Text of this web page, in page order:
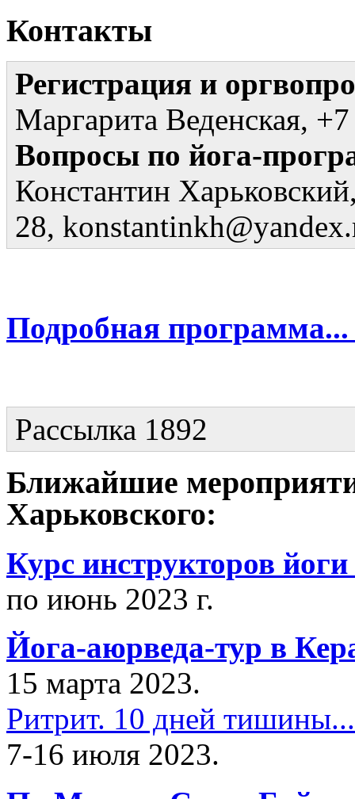
Контакты
Регистрация и
Маргарита Веденская,
Вопросы по йога-
Константин
28,
Подробная
Рассылка 1892
Ближайшие
Харьковского:
Курс инструкторов
по июнь 2023 г.
Йога-аюрведа-тур в
15 марта 2023.
Ритрит. 10 дней
7-16 июля 2023.